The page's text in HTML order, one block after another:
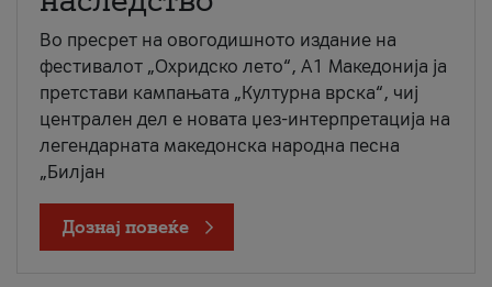
Во пресрет на овогодишното издание на
фестивалот „Охридско лето“, А1 Македонија ја
претстави кампањата „Културна врска“, чиј
централен дел е новата џез-интерпретација на
легендарната македонска народна песна
„Билјан
Дознај повеќе